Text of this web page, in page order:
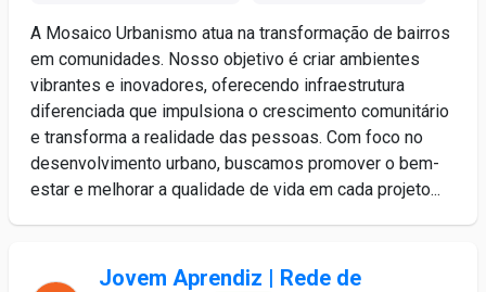
A Mosaico Urbanismo atua na transformação de bairros
em comunidades. Nosso objetivo é criar ambientes
vibrantes e inovadores, oferecendo infraestrutura
diferenciada que impulsiona o crescimento comunitário
e transforma a realidade das pessoas. Com foco no
desenvolvimento urbano, buscamos promover o bem-
estar e melhorar a qualidade de vida em cada projeto...
Jovem Aprendiz | Rede de